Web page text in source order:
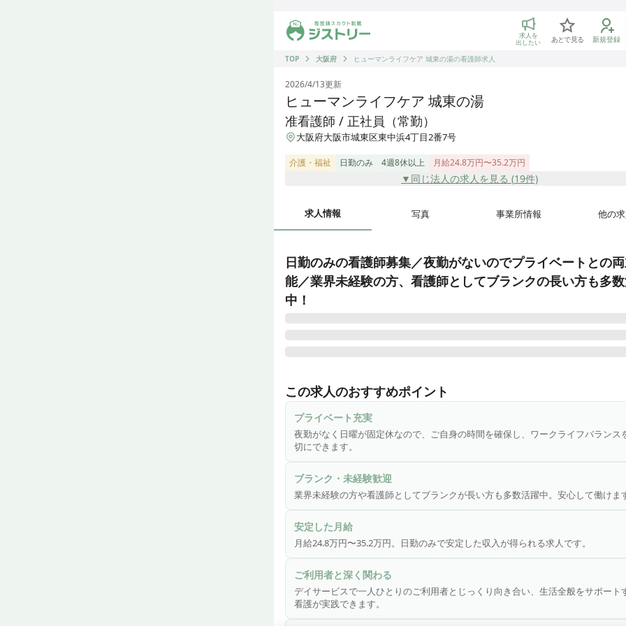
ジストリー 看護師の転職マッチング
求人を
出したい あとで見る 新規登録
TOP
大阪府 ヒューマンライフケア 城東の湯の看護師求人
2026/4/13更新
ヒューマンライフケア 城東の湯
准看護師 / 正社員（常勤）
大阪府大阪市城東区東中浜4丁目2番7号
介護・福祉 日勤のみ 4週8休以上 月給24.8万円〜35.2万円
▼同じ法人の求人を見る (19件)
求人情報 写真 事業所情報 他の求
日勤のみの看護師募集／夜勤がないのでプライベートとの
能／業界未経験の方、看護師としてブランクの長い方も多
中！
デイサービスにおける看護業務全般をお任せします。
・ご利用者の健康管理、服薬管理
・傷や褥瘡(床ずれ)処置、浴後の軟膏塗布、爪切り
・機能訓練の計画策定や訓練実務、モニタリング
・口腔機能の計画策定・訓練実務、モニタリング
・介護業務の補助
・各種記録
・ご利用者やご家族への相談援助
・その他、上記に付帯する業務
※業務効率化のため記録業務や勤怠管理は専用アプリを使用しています。
※簡単な文字入力（メール打ち程度）ができれば問題ございません。
＼こんな方にピッタリ／
この求人のおすすめポイント
プライベート充実
夜勤がなく日曜が固定休なので、ご自身の時間を確保し、ワークライフバランス
切にできます。
ブランク・未経験歓迎
業界未経験の方や看護師としてブランクが長い方も多数活躍中。安心して働けま
安定した月給
月給24.8万円〜35.2万円。日勤のみで安定した収入が得られる求人です。
ご利用者と深く関わる
デイサービスで一人ひとりのご利用者とじっくり向き合い、生活全般をサポート
看護が実践できます。